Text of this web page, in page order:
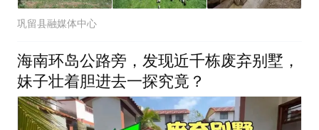
巩留县融媒体中心
海南环岛公路旁，发现近千栋废弃别墅，
妹子壮着胆进去一探究竟？